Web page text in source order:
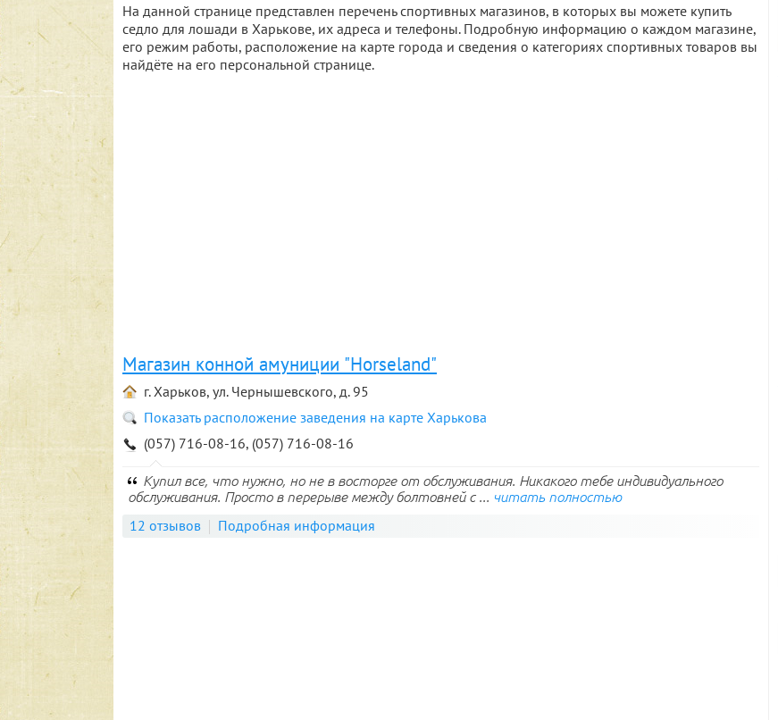
На данной странице представлен перечень спортивных магазинов, в которых вы можете купить
седло для лошади в Харькове, их адреса и телефоны. Подробную информацию о каждом магазине,
его режим работы, расположение на карте города и сведения о категориях спортивных товаров вы
найдёте на его персональной странице.
Магазин конной амуниции "Horseland"
г. Харьков, ул. Чернышевского, д. 95
Показать расположение заведения на карте Харькова
(057) 716-08-16, (057) 716-08-16
Купил все, что нужно, но не в восторге от обслуживания. Никакого тебе индивидуального
обслуживания. Просто в перерыве между болтовней с ... читать полностью
12 отзывов Подробная информация